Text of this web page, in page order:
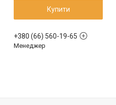
Купити
+380 (66) 560-19-65
Менеджер